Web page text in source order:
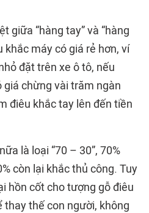
giữa “hàng tay” và “hàng
khắc máy có giá rẻ hơn, ví
đặt trên xe ô tô, nếu
giá chừng vài trăm ngàn
điêu khắc tay lên đến tiền
là loại “70 – 30”, 70%
còn lại khắc thủ công. Tuy
hồn cốt cho tượng gỗ điêu
thay thế con người, không